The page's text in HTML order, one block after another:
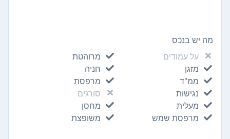
מה יש בנכס
על עמודים
מרוהטת
מזגן
חניה
ממ"ד
מרפסת
נגישות
סורגים
מעלית
מחסן
מרפסת שמש
משופצת